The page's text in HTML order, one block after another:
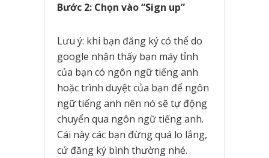
Bước 2: Chọn vào “Sign up”
Lưu ý: khi bạn đăng ký có thể do
google nhận thấy bạn máy tỉnh
của bạn có ngôn ngữ tiếng anh
hoặc trình duyệt của bạn để ngôn
ngữ tiếng anh nên nó sẽ tự động
chuyển qua ngôn ngữ tiếng anh.
Cái này các bạn đừng quá lo lắng,
cứ đăng ký bình thường nhé.